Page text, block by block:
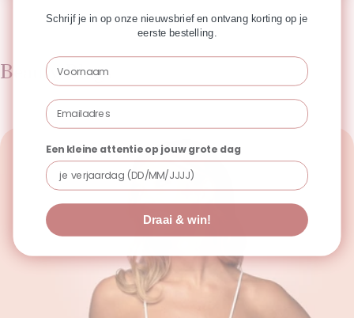
Beauty Blogs
Schrijf je in op onze nieuwsbrief en ontvang korting op je
eerste bestelling.
Voornaam
Email
Een kleine attentie op jouw grote dag
Draai & win!